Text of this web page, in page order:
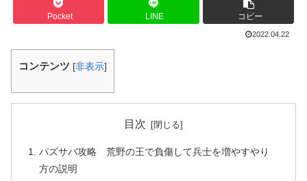
Pocket LINE コピー
2022.04.22
コンテンツ [非表示]
目次
パズサバ攻略 荒野の王で負傷して兵士を増やすやり
方の説明